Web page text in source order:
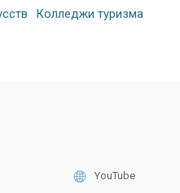
Колледжи туризма
YouTube